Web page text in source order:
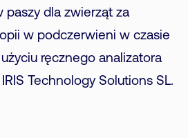
paszy dla zwierząt za
w podczerwieni w czasie
ręcznego analizatora
Technology Solutions SL.